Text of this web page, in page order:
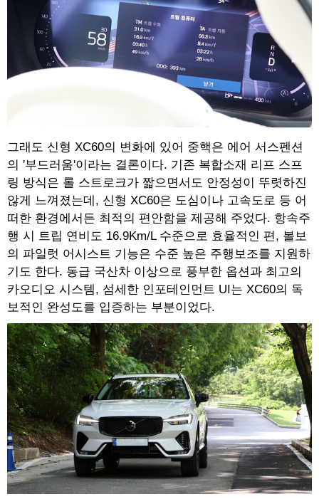
그래도 신형 XC60의 변화에 있어 중핵은 에어 서스펜션
의 '부드러움'이라는 결론이다. 기존 복합소재 리프 스프
링 방식은 롤 스트로크가 짧으면서도 안정성이 뚜렷하진
않게 느껴졌는데, 신형 XC60은 도심이나 고속도로 등 어
떠한 환경에서든 최적의 편안함을 제공해 주었다. 항속주
행 시 트립 연비도 16.9Km/L 수준으로 효율적인 편, 볼보
의 파일럿 어시스트 기능은 수준 높은 주행보조를 지원하
기도 한다. 동급 국산차 이상으로 풍부한 옵션과 최고의
카오디오 시스템, 섬세한 인포테인먼트 UI는 XC60의 독
보적인 완성도를 입증하는 부분이었다.